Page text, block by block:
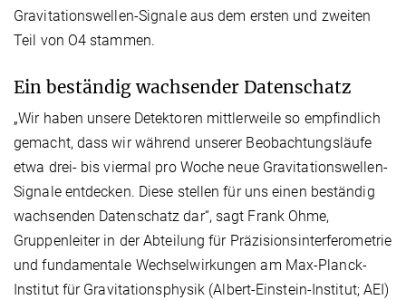
Gravitationswellen-Signale aus dem ersten und zweiten
Teil von O4 stammen.
Ein beständig wachsender Datenschatz
„Wir haben unsere Detektoren mittlerweile so empfindlich
gemacht, dass wir während unserer Beobachtungsläufe
etwa drei- bis viermal pro Woche neue Gravitationswellen-
Signale entdecken. Diese stellen für uns einen beständig
wachsenden Datenschatz dar“, sagt Frank Ohme,
Gruppenleiter in der Abteilung für Präzisionsinterferometrie
und fundamentale Wechselwirkungen am Max-Planck-
Institut für Gravitationsphysik (Albert-Einstein-Institut; AEI)